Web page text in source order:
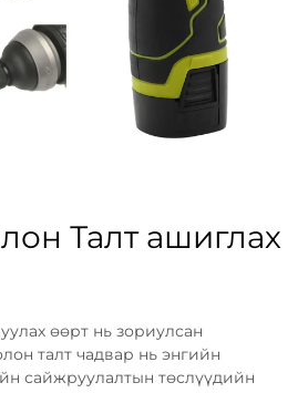
Талт ашиглах
өөрт нь зориулсан
талт чадвар нь энгийн
сайжруулалтын төслүүдийн